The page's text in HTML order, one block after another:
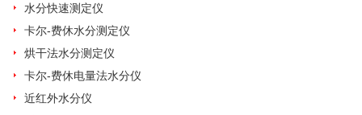
水分快速测定仪
卡尔-费休水分测定仪
烘干法水分测定仪
卡尔-费休电量法水分仪
近红外水分仪